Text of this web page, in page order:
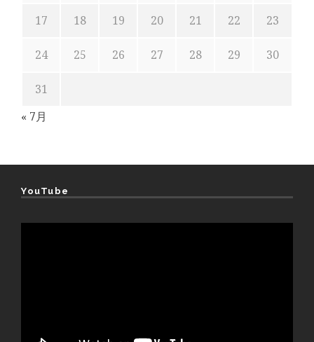
17 18 19 20 21 22 23
24 25 26 27 28 29 30
31
« 7月
YouTube